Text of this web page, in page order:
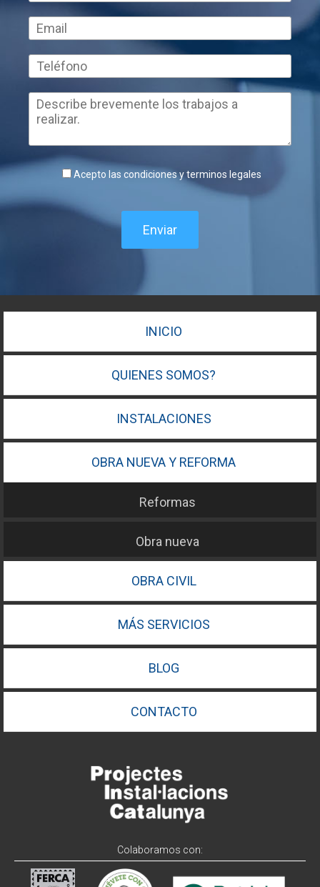
Acepto las condiciones y terminos legales
Enviar
INICIO
QUIENES SOMOS?
INSTALACIONES
OBRA NUEVA Y REFORMA
Reformas
Obra nueva
OBRA CIVIL
MÁS SERVICIOS
BLOG
CONTACTO
Colaboramos con: